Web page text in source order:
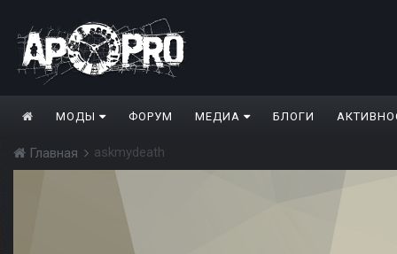
МОДЫ ФОРУМ МЕДИА БЛОГИ
Главная askmydeath